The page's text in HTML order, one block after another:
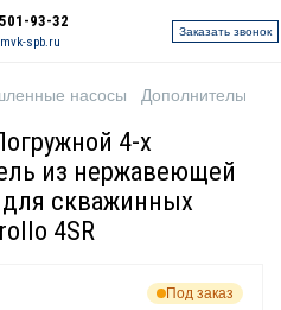
93-32
spb.ru
Заказать звонок
насосы Дополнительное
4-х
из нержавеющей
для скважинных
4SR
Под заказ